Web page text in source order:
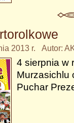
2013 r. Autor:
4 sierpnia w
Murzasichlu
Puchar